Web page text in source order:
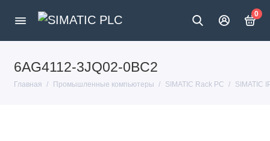
0
6AG4112-3JQ02-0BC2
Главная Промышленные компьютеры SIMATIC Rack PC SIMATIC